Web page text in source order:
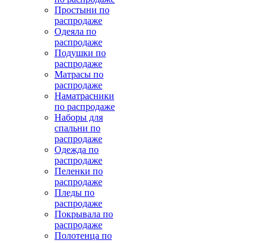
Простыни по
распродаже
Одеяла по
распродаже
Подушки по
распродаже
Матрасы по
распродаже
Наматрасники
по распродаже
Наборы для
спальни по
распродаже
Одежда по
распродаже
Пеленки по
распродаже
Пледы по
распродаже
Покрывала по
распродаже
Полотенца по